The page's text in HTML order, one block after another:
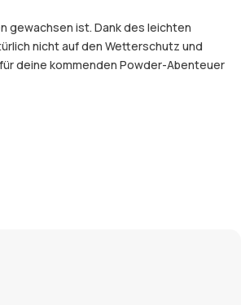
gewachsen ist. Dank des leichten
nicht auf den Wetterschutz und
deine kommenden Powder-Abenteuer